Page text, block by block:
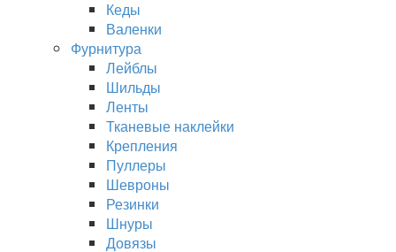
Кеды
Валенки
Фурнитура
Лейблы
Шильды
Ленты
Тканевые наклейки
Крепления
Пуллеры
Шевроны
Резинки
Шнуры
Довязы